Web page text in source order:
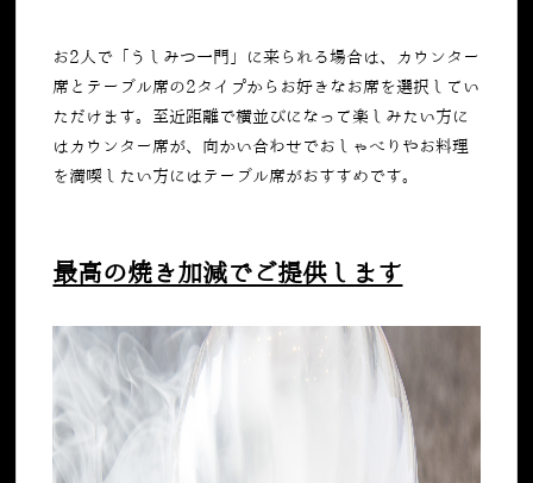
お2人で「うしみつ一門」に来られる場合は、カウンター
席とテーブル席の2タイプからお好きなお席を選択してい
ただけます。至近距離で横並びになって楽しみたい方に
はカウンター席が、向かい合わせでおしゃべりやお料理
を満喫したい方にはテーブル席がおすすめです。
最高の焼き加減でご提供します